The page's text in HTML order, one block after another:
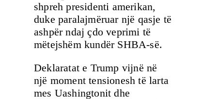
shpreh presidenti amerikan,
duke paralajmëruar një qasje të
ashpër ndaj çdo veprimi të
mëtejshëm kundër SHBA-së.
Deklaratat e Trump vijnë në
një moment tensionesh të larta
mes Uashingtonit dhe